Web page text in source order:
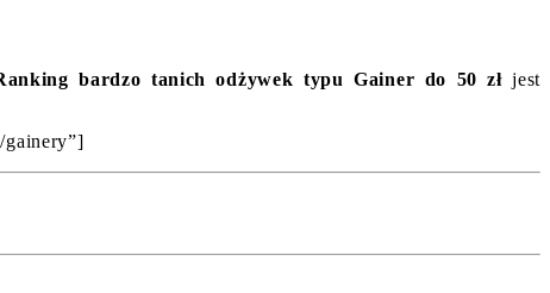
bardzo tanich odżywek typu Gainer do 50 złjest
gainery”]